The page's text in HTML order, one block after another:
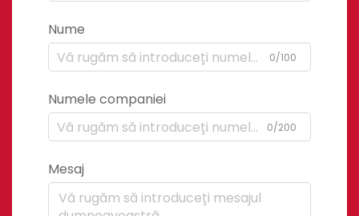
Nume
0/100
Numele companiei
0/200
Mesaj